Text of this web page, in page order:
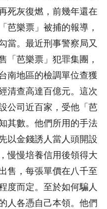
死灰復燃，前幾年還在
芭樂票」被捕的報導，
當。最近刑事警察局又
「芭樂票」犯罪集團，
南地區的檢調單位查獲
清查高達百億元。這次
公司近百家，受他「芭
其數。他們所用的手法
以金錢誘人當人頭開設
慢慢培養信用後領得大
售，每張單價在八千至
度而定。至於如何騙人
人各憑自己本領。他們